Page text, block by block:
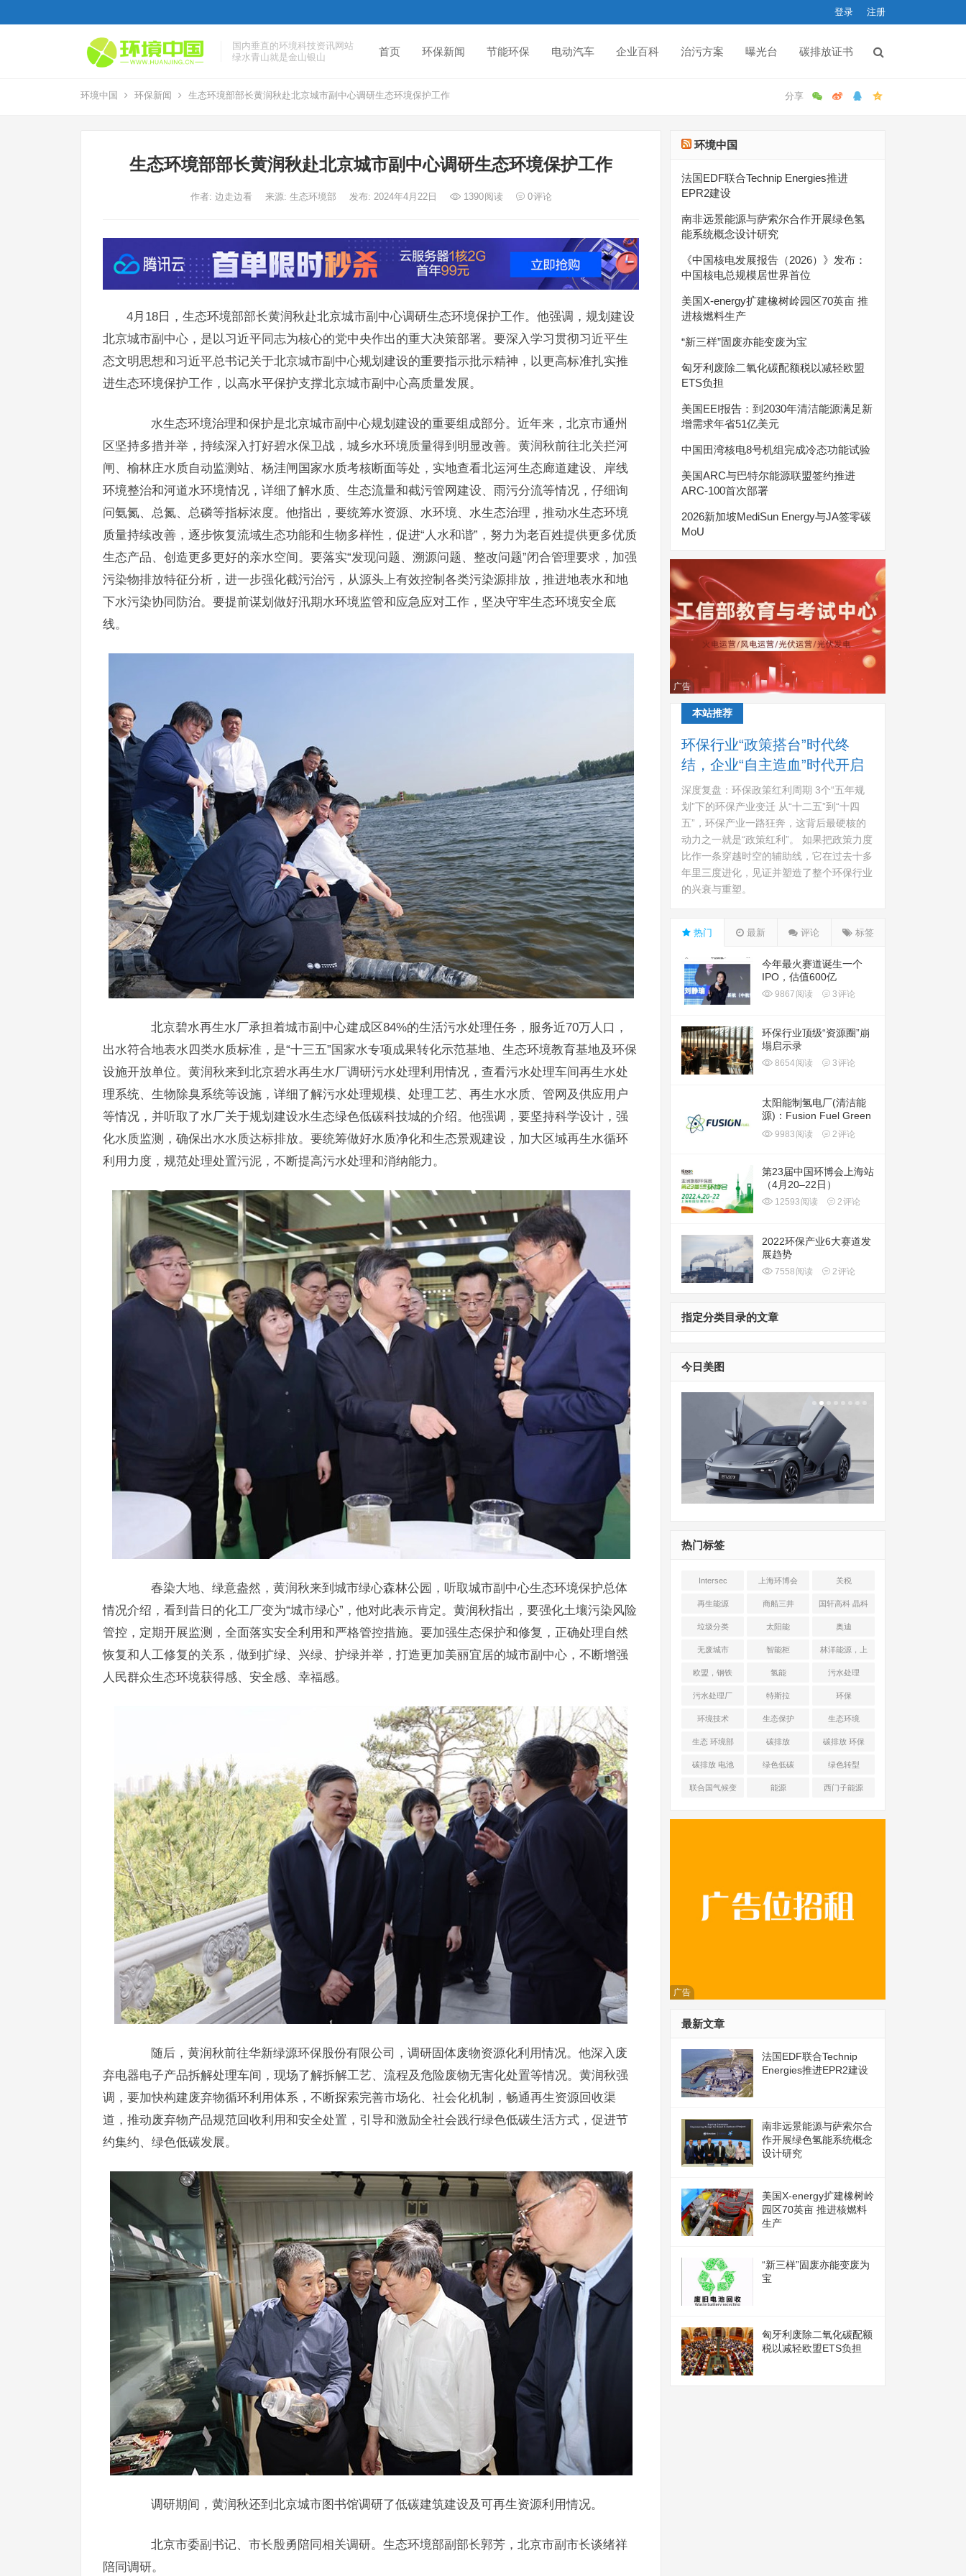
登录 注册
国内垂直的环境科技资讯网站
绿水青山就是金山银山
首页 环保新闻 节能环保 电动汽车 企业百科 治污方案 曝光台 碳排放证书
环境中国 环保新闻 生态环境部部长黄润秋赴北京城市副中心调研生态环境保护工作
生态环境部部长黄润秋赴北京城市副中心调研生态环境保护工作
作者: 边走边看 来源: 生态环境部 发布: 2024年4月22日 1390阅读 0评论
4月18日，生态环境部部长黄润秋赴北京城市副中心调研生态环境保护工作。他强调，规划建设
北京城市副中心，是以习近平同志为核心的党中央作出的重大决策部署。要深入学习贯彻习近平生
态文明思想和习近平总书记关于北京城市副中心规划建设的重要指示批示精神，以更高标准扎实推
进生态环境保护工作，以高水平保护支撑北京城市副中心高质量发展。
水生态环境治理和保护是北京城市副中心规划建设的重要组成部分。近年来，北京市通州
区坚持多措并举，持续深入打好碧水保卫战，城乡水环境质量得到明显改善。黄润秋前往北关拦河
闸、榆林庄水质自动监测站、杨洼闸国家水质考核断面等处，实地查看北运河生态廊道建设、岸线
环境整治和河道水环境情况，详细了解水质、生态流量和截污管网建设、雨污分流等情况，仔细询
问氨氮、总氮、总磷等指标浓度。他指出，要统筹水资源、水环境、水生态治理，推动水生态环境
质量持续改善，逐步恢复流域生态功能和生物多样性，促进“人水和谐”，努力为老百姓提供更多优质
生态产品、创造更多更好的亲水空间。要落实“发现问题、溯源问题、整改问题”闭合管理要求，加强
污染物排放特征分析，进一步强化截污治污，从源头上有效控制各类污染源排放，推进地表水和地
下水污染协同防治。要提前谋划做好汛期水环境监管和应急应对工作，坚决守牢生态环境安全底
线。
北京碧水再生水厂承担着城市副中心建成区84%的生活污水处理任务，服务近70万人口，
出水符合地表水四类水质标准，是“十三五”国家水专项成果转化示范基地、生态环境教育基地及环保
设施开放单位。黄润秋来到北京碧水再生水厂调研污水处理利用情况，查看污水处理车间再生水处
理系统、生物除臭系统等设施，详细了解污水处理规模、处理工艺、再生水水质、管网及供应用户
等情况，并听取了水厂关于规划建设水生态绿色低碳科技城的介绍。他强调，要坚持科学设计，强
化水质监测，确保出水水质达标排放。要统筹做好水质净化和生态景观建设，加大区域再生水循环
利用力度，规范处理处置污泥，不断提高污水处理和消纳能力。
春染大地、绿意盎然，黄润秋来到城市绿心森林公园，听取城市副中心生态环境保护总体
情况介绍，看到昔日的化工厂变为“城市绿心”，他对此表示肯定。黄润秋指出，要强化土壤污染风险
管控，定期开展监测，全面落实安全利用和严格管控措施。要加强生态保护和修复，正确处理自然
恢复和人工修复的关系，做到扩绿、兴绿、护绿并举，打造更加美丽宜居的城市副中心，不断增强
人民群众生态环境获得感、安全感、幸福感。
随后，黄润秋前往华新绿源环保股份有限公司，调研固体废物资源化利用情况。他深入废
弃电器电子产品拆解处理车间，现场了解拆解工艺、流程及危险废物无害化处置等情况。黄润秋强
调，要加快构建废弃物循环利用体系，不断探索完善市场化、社会化机制，畅通再生资源回收渠
道，推动废弃物产品规范回收利用和安全处置，引导和激励全社会践行绿色低碳生活方式，促进节
约集约、绿色低碳发展。
调研期间，黄润秋还到北京城市图书馆调研了低碳建筑建设及可再生资源利用情况。
北京市委副书记、市长殷勇陪同相关调研。生态环境部副部长郭芳，北京市副市长谈绪祥
陪同调研。
环境中国
法国EDF联合Technip Energies推进
EPR2建设
南非远景能源与萨索尔合作开展绿色氢
能系统概念设计研究
《中国核电发展报告（2026）》发布：
中国核电总规模居世界首位
美国X-energy扩建橡树岭园区70英亩 推
进核燃料生产
“新三样”固废亦能变废为宝
匈牙利废除二氧化碳配额税以减轻欧盟
ETS负担
美国EEI报告：到2030年清洁能源满足新
增需求年省51亿美元
中国田湾核电8号机组完成冷态功能试验
美国ARC与巴特尔能源联盟签约推进
ARC-100首次部署
2026新加坡MediSun Energy与JA签零碳
MoU
广告
本站推荐
环保行业“政策搭台”时代终
结，企业“自主造血”时代开启
深度复盘：环保政策红利周期 3个“五年规
划”下的环保产业变迁 从“十二五”到“十四
五”，环保产业一路狂奔，这背后最硬核的
动力之一就是“政策红利”。 如果把政策力度
比作一条穿越时空的辅助线，它在过去十多
年里三度进化，见证并塑造了整个环保行业
的兴衰与重塑。
热门 最新 评论 标签
今年最火赛道诞生一个
IPO，估值600亿
9867 阅读 3评论
环保行业顶级“资源圈”崩
塌启示录
8654 阅读 3评论
太阳能制氢电厂(清洁能
源)：Fusion Fuel Green
plc(HTOO)
9983 阅读 2评论
第23届中国环博会上海站
（4月20–22日）
12593 阅读 2评论
2022环保产业6大赛道发
展趋势
7558 阅读 2评论
指定分类目录的文章
今日美图
7月9日 上海合作组织国家绿色发展论坛开幕
热门标签
Intersec
Shanghai
上海环博会 关税
再生能源 商船三井 国轩高科 晶科
能源 光伏+储能
垃圾分类 太阳能 奥迪
无废城市 智能柜 林洋能源，上
海舜华新能源
欧盟，钢铁 氢能 污水处理
污水处理厂 特斯拉 环保
环境技术 生态保护 生态环境
生态 环境部 碳排放 碳排放 环保
碳排放 电池 绿色低碳 绿色转型
联合国气候变 能源 西门子能源
广告
最新文章
法国EDF联合Technip
Energies推进EPR2建设
南非远景能源与萨索尔合
作开展绿色氢能系统概念
设计研究
美国X-energy扩建橡树岭
园区70英亩 推进核燃料
生产
“新三样”固废亦能变废为
宝
匈牙利废除二氧化碳配额
税以减轻欧盟ETS负担